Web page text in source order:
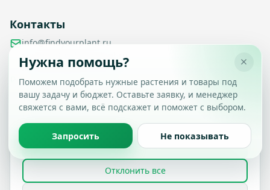
Контакты
info@findyourplant.ru
findyourplantofficial@gmail.com
+7 929 115-17-50
Санкт-Петербург, Гражданский проспект, д. 104, корп. 1,
литера А, офис 430
© 2026 Find Your Plant. Все права защищены.
Политика конфиденциальностиУсловия использованияFAQ
Настройка конфиденциальности
Вы можете выбрать, какие типы файлов cookie
разрешить.
Политика обработки данных
Принять все
Отклонить все
Нужна помощь?
Поможем подобрать нужные растения и товары под
вашу задачу и бюджет. Оставьте заявку, и менеджер
свяжется с вами, всё подскажет и поможет с выбором.
Запросить Не показывать